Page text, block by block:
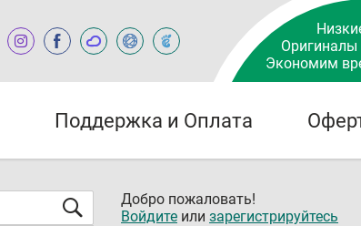
Оригиналы
Экономим
Поддержка и Оплата
Добро пожаловать!
Войдите или зарегистрируйтесь